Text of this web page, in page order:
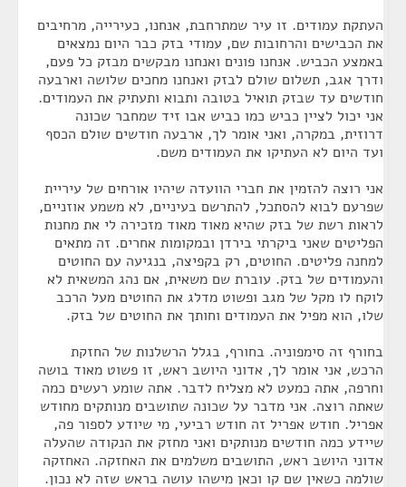
העתקת עמודים. זו עיר שמתרחבת, אנחנו, כעירייה, מרחיבים
את הכבישים והרחובות שם, עמודי בזק כבר היום נמצאים
באמצע הכביש. אנחנו פונים ואנחנו מבקשים מבזק כל פעם,
ודרך אגב, תשלום שולם לבזק ואנחנו מחכים שלושה וארבעה
חודשים עד שבזק תואיל בטובה ותבוא ותעתיק את העמודים.
אני יכול לציין כביש כמו כביש אבו זיד שמחבר שכונה
דרוזית, במקרה, ואני אומר לך, ארבעה חודשים שולם הכסף
ועד היום לא העתיקו את העמודים משם.
אני רוצה להזמין את חברי הוועדה שיהיו אורחים של עיריית
שפרעם לבוא להסתכל, להתרשם בעיניים, לא משמע אוזניים,
לראות רשת של בזק שהיא מאוד מאוד מזכירה לי את מחנות
הפליטים שאני ביקרתי בירדן ובמקומות אחרים. זה מתאים
למחנה פליטים. החוטים, רק בקפיצה, בנגיעה עם החוטים
והעמודים של בזק. עוברת שם משאית, אם נהג המשאית לא
לוקח לו מקל של מגב ופשוט מדלג את החוטים מעל הרכב
שלו, הוא מפיל את העמודים וחותך את החוטים של בזק.
בחורף זה סימפוניה. בחורף, בגלל הרשלנות של החזקת
הרכש, אני אומר לך, אדוני היושב ראש, זו פשוט מאוד בושה
וחרפה, אתה כמעט לא מצליח לדבר. אתה שומע רעשים כמה
שאתה רוצה. אני מדבר על שכונה שתושבים מנותקים מחודש
אפריל. חודש אפריל זה חודש רביעי, מי שיודע לספור פה,
שיידע כמה חודשים מנותקים ואני מחזק את הנקודה שהעלה
אדוני היושב ראש, התושבים משלמים את האחזקה. האחזקה
שולמה כשאין שם קו וכאן מישהו עושה בראש שזה לא נכון.